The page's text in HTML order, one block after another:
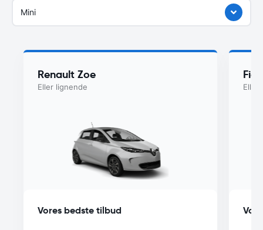
Mini
Renault Zoe
Eller lignende
Vores bedste tilbud
Eller